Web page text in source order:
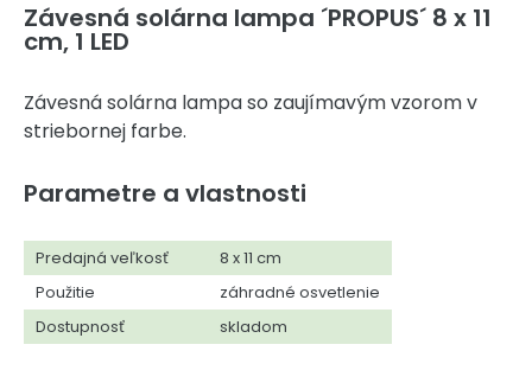
Závesná solárna lampa ´PROPUS´ 8 x 11
cm, 1 LED
Závesná solárna lampa so zaujímavým vzorom v
striebornej farbe.
Parametre a vlastnosti
Predajná veľkosť
8 x 11 cm
Použitie
záhradné osvetlenie
Dostupnosť
skladom